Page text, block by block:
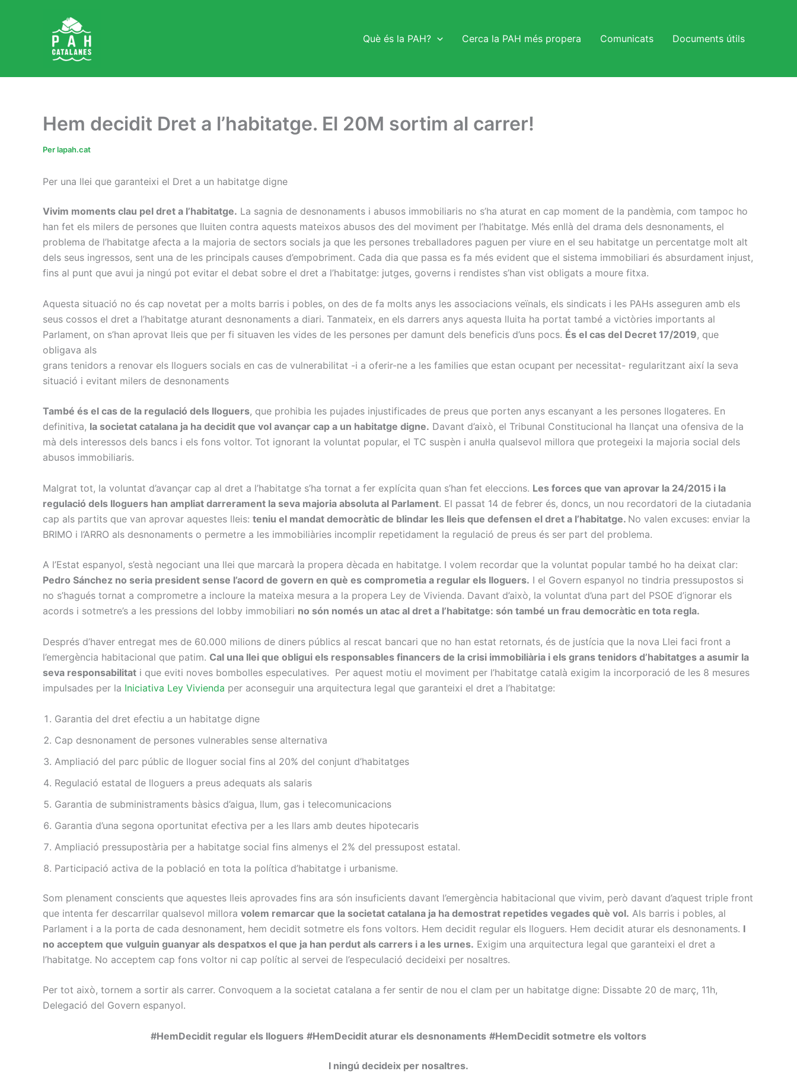
Què és la PAH? Cerca la PAH més propera Comunicats Documents útils
Hem decidit Dret a l’habitatge. El 20M sortim al carrer!
Perlapah.cat
Per una llei que garanteixi el Dret a un habitatge digne
Vivim moments clau pel dret a l’habitatge. La sagnia de desnonaments i abusos immobiliaris no s’ha aturat en cap moment de la pandèmia, com tampoc ho
han fet els milers de persones que lluiten contra aquests mateixos abusos des del moviment per l’habitatge. Més enllà del drama dels desnonaments, el
problema de l’habitatge afecta a la majoria de sectors socials ja que les persones treballadores paguen per viure en el seu habitatge un percentatge molt alt
dels seus ingressos, sent una de les principals causes d’empobriment. Cada dia que passa es fa més evident que el sistema immobiliari és absurdament injust,
fins al punt que avui ja ningú pot evitar el debat sobre el dret a l’habitatge: jutges, governs i rendistes s’han vist obligats a moure fitxa.
Aquesta situació no és cap novetat per a molts barris i pobles, on des de fa molts anys les associacions veïnals, els sindicats i les PAHs asseguren amb els
seus cossos el dret a l’habitatge aturant desnonaments a diari. Tanmateix, en els darrers anys aquesta lluita ha portat també a victòries importants al
Parlament, on s’han aprovat lleis que per fi situaven les vides de les persones per damunt dels beneficis d’uns pocs. És el cas del Decret 17/2019, que
obligava als
grans tenidors a renovar els lloguers socials en cas de vulnerabilitat -i a oferir-ne a les families que estan ocupant per necessitat- regularitzant així la seva
situació i evitant milers de desnonaments
També és el cas de la regulació dels lloguers, que prohibia les pujades injustificades de preus que porten anys escanyant a les persones llogateres. En
definitiva, la societat catalana ja ha decidit que vol avançar cap a un habitatge digne. Davant d’això, el Tribunal Constitucional ha llançat una ofensiva de la
mà dels interessos dels bancs i els fons voltor. Tot ignorant la voluntat popular, el TC suspèn i anul·la qualsevol millora que protegeixi la majoria social dels
abusos immobiliaris.
Malgrat tot, la voluntat d’avançar cap al dret a l’habitatge s’ha tornat a fer explícita quan s’han fet eleccions. Les forces que van aprovar la 24/2015 i la
regulació dels lloguers han ampliat darrerament la seva majoria absoluta al Parlament. El passat 14 de febrer és, doncs, un nou recordatori de la ciutadania
cap als partits que van aprovar aquestes lleis: teniu el mandat democràtic de blindar les lleis que defensen el dret a l’habitatge. No valen excuses: enviar la
BRIMO i l’ARRO als desnonaments o permetre a les immobiliàries incomplir repetidament la regulació de preus és ser part del problema.
A l’Estat espanyol, s’està negociant una llei que marcarà la propera dècada en habitatge. I volem recordar que la voluntat popular també ho ha deixat clar:
Pedro Sánchez no seria president sense l’acord de govern en què es comprometia a regular els lloguers. I el Govern espanyol no tindria pressupostos si
no s’hagués tornat a comprometre a incloure la mateixa mesura a la propera Ley de Vivienda. Davant d’això, la voluntat d’una part del PSOE d’ignorar els
acords i sotmetre’s a les pressions del lobby immobiliari no són només un atac al dret a l’habitatge: són també un frau democràtic en tota regla.
Després d’haver entregat mes de 60.000 milions de diners públics al rescat bancari que no han estat retornats, és de justícia que la nova Llei faci front a
l’emergència habitacional que patim. Cal una llei que obligui els responsables financers de la crisi immobiliària i els grans tenidors d’habitatges a asumir la
seva responsabilitat i que eviti noves bombolles especulatives. Per aquest motiu el moviment per l’habitatge català exigim la incorporació de les 8 mesures
impulsades per la Iniciativa Ley Vivienda per aconseguir una arquitectura legal que garanteixi el dret a l’habitatge:
Garantia del dret efectiu a un habitatge digne
Cap desnonament de persones vulnerables sense alternativa
Ampliació del parc públic de lloguer social fins al 20% del conjunt d’habitatges
Regulació estatal de lloguers a preus adequats als salaris
Garantia de subministraments bàsics d’aigua, llum, gas i telecomunicacions
Garantia d’una segona oportunitat efectiva per a les llars amb deutes hipotecaris
Ampliació pressupostària per a habitatge social fins almenys el 2% del pressupost estatal.
Participació activa de la població en tota la política d’habitatge i urbanisme.
Som plenament conscients que aquestes lleis aprovades fins ara són insuficients davant l’emergència habitacional que vivim, però davant d’aquest triple front
que intenta fer descarrilar qualsevol millora volem remarcar que la societat catalana ja ha demostrat repetides vegades què vol. Als barris i pobles, al
Parlament i a la porta de cada desnonament, hem decidit sotmetre els fons voltors. Hem decidit regular els lloguers. Hem decidit aturar els desnonaments. I
no acceptem que vulguin guanyar als despatxos el que ja han perdut als carrers i a les urnes. Exigim una arquitectura legal que garanteixi el dret a
l’habitatge. No acceptem cap fons voltor ni cap polític al servei de l’especulació decideixi per nosaltres.
Per tot això, tornem a sortir als carrer. Convoquem a la societat catalana a fer sentir de nou el clam per un habitatge digne: Dissabte 20 de març, 11h,
Delegació del Govern espanyol.
#HemDecidit regular els lloguers #HemDecidit aturar els desnonaments #HemDecidit sotmetre els voltors
I ningú decideix per nosaltres.